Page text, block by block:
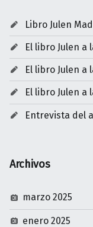
Libro Julen
El libro Julen a
El libro Julen a
El libro Julen a
Entrevista del
Archivos
marzo 2025
enero 2025